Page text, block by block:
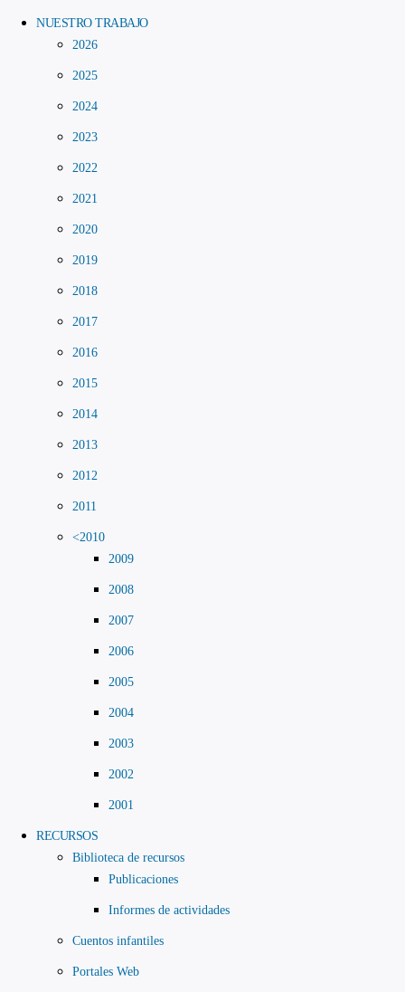
NUESTRO TRABAJO
2026
2025
2024
2023
2022
2021
2020
2019
2018
2017
2016
2015
2014
2013
2012
2011
<2010
2009
2008
2007
2006
2005
2004
2003
2002
2001
RECURSOS
Biblioteca de recursos
Publicaciones
Informes de actividades
Cuentos infantiles
Portales Web